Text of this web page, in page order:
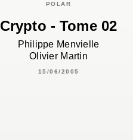
POLAR
Crypto - Tome 02
Philippe Menvielle
Olivier Martin
15/06/2005